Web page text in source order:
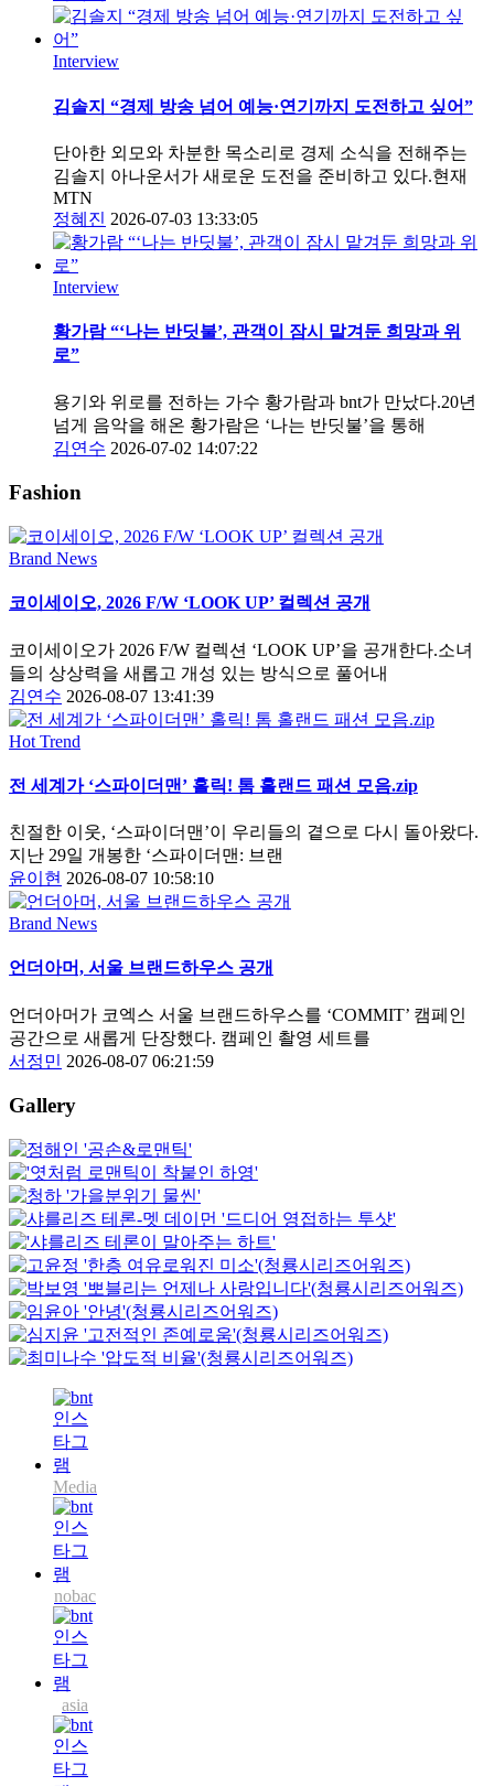
Interview
김솔지 “경제 방송 넘어 예능·연기까지 도전하고 싶어”
단아한 외모와 차분한 목소리로 경제 소식을 전해주는
김솔지 아나운서가 새로운 도전을 준비하고 있다.현재
MTN
정혜진 2026-07-03 13:33:05
Interview
황가람 “‘나는 반딧불’, 관객이 잠시 맡겨둔 희망과 위
로”
용기와 위로를 전하는 가수 황가람과 bnt가 만났다.20년
넘게 음악을 해온 황가람은 ‘나는 반딧불’을 통해
김연수 2026-07-02 14:07:22
Fashion
Brand News
코이세이오, 2026 F/W ‘LOOK UP’ 컬렉션 공개
코이세이오가 2026 F/W 컬렉션 ‘LOOK UP’을 공개한다.소녀
들의 상상력을 새롭고 개성 있는 방식으로 풀어내
김연수 2026-08-07 13:41:39
Hot Trend
전 세계가 ‘스파이더맨’ 홀릭! 톰 홀랜드 패션 모음.zip
친절한 이웃, ‘스파이더맨’이 우리들의 곁으로 다시 돌아왔다.
지난 29일 개봉한 ‘스파이더맨: 브랜
윤이현 2026-08-07 10:58:10
Brand News
언더아머, 서울 브랜드하우스 공개
언더아머가 코엑스 서울 브랜드하우스를 ‘COMMIT’ 캠페인
공간으로 새롭게 단장했다. 캠페인 촬영 세트를
서정민 2026-08-07 06:21:59
Gallery
Media
nobac
asia